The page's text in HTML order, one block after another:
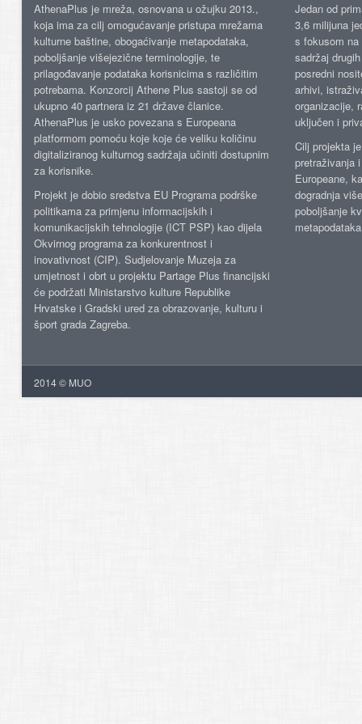
AthenaPlus je mreža, osnovana u ožujku 2013.,
koja ima za cilj omogućavanje pristupa mrežama
kulturne baštine, obogaćivanje metapodataka,
poboljšanje višejezične terminologije, te
prilagođavanje podataka korisnicima s različitim
potrebama. Konzorcij Athene Plus sastoji se od
ukupno 40 partnera iz 21 države članice.
AthenaPlus je usko povezana s Europeana
platformom pomoću koje koje će veliku količinu
digitaliziranog kulturnog sadržaja učiniti dostupnim
za korisnike.
Projekt je dobio sredstva EU Programa podrške
politikama za primjenu informacijskih i
komunikacijskih tehnologije (ICT PSP) kao dijela
Okvirnog programa za konkurentnost i
inovativnost (CIP). Sudjelovanje Muzeja za
umjetnost i obrt u projektu Partage Plus financijski
će podržati Ministarstvo kulture Republike
Hrvatske i Gradski ured za obrazovanje, kulturu i
šport grada Zagreba.
Jedan od
3,6 milijuna
s fokusom
sadržaj
posredni
arhivi,
organizacije,
uključen i
Cilj projekta
pretraživanja
Europeane,
dogradnja
poboljšanje
2014 © MUO